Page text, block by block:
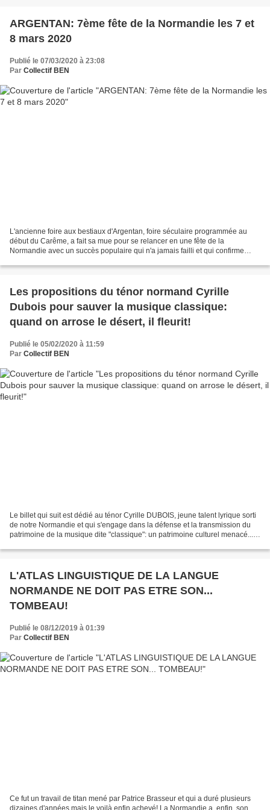
ARGENTAN: 7ème fête de la Normandie les 7 et
8 mars 2020
Publié le 07/03/2020 à 23:08
Par Collectif BEN
L'ancienne foire aux bestiaux d'Argentan, foire séculaire programmée au
début du Carême, a fait sa mue pour se relancer en une fête de la
Normandie avec un succès populaire qui n'a jamais failli et qui confirme
Les propositions du ténor normand Cyrille
Dubois pour sauver la musique classique:
quand on arrose le désert, il fleurit!
Publié le 05/02/2020 à 11:59
Par Collectif BEN
Le billet qui suit est dédié au ténor Cyrille DUBOIS, jeune talent lyrique sorti
de notre Normandie et qui s'engage dans la défense et la transmission du
patrimoine de la musique dite "classique": un patrimoine culturel menacé...
L'ATLAS LINGUISTIQUE DE LA LANGUE
NORMANDE NE DOIT PAS ETRE SON...
TOMBEAU!
Publié le 08/12/2019 à 01:39
Par Collectif BEN
Ce fut un travail de titan mené par Patrice Brasseur et qui a duré plusieurs
dizaines d'années mais le voilà enfin achevé! La Normandie a, enfin, son